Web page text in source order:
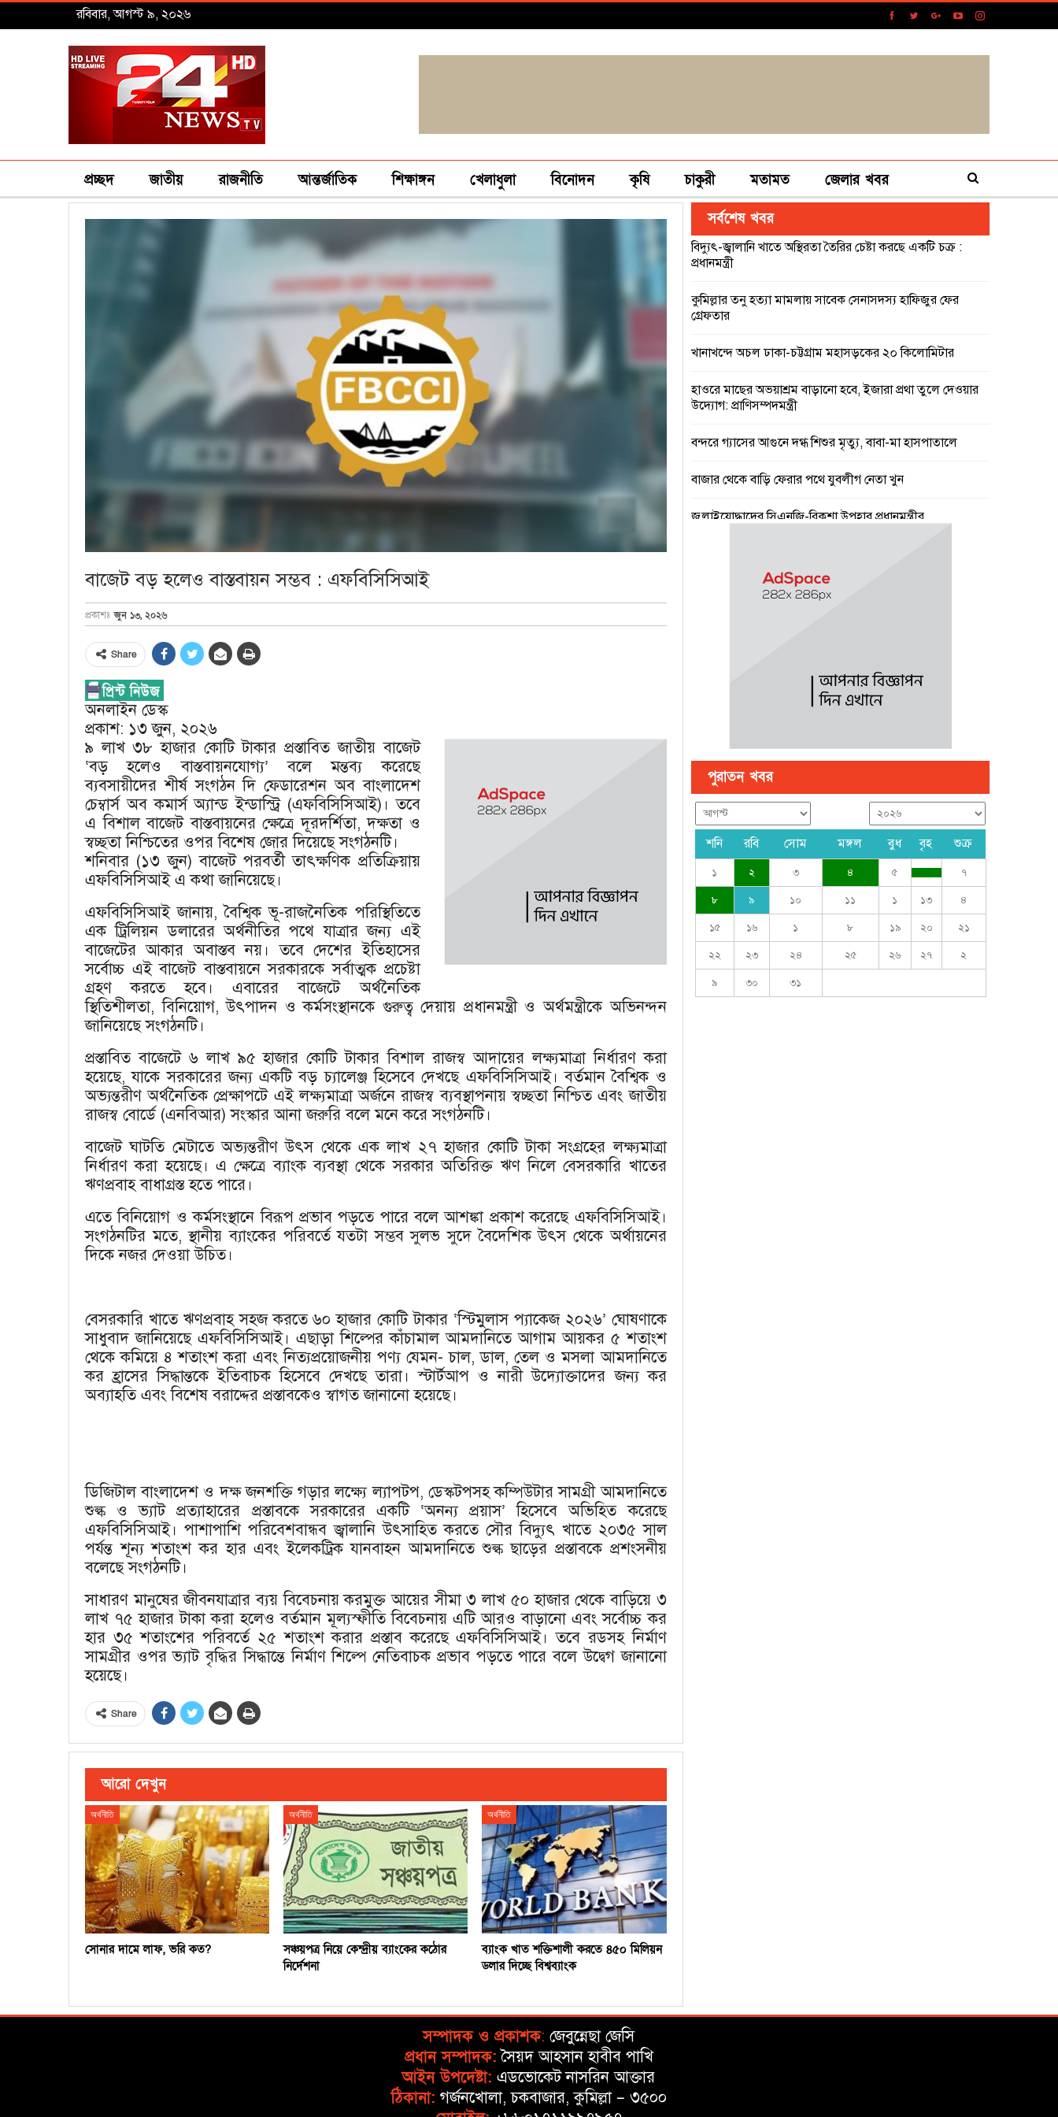
রবিবার, আগস্ট ৯, ২০২৬
প্রচ্ছদ জাতীয় রাজনীতি আন্তর্জাতিক শিক্ষাঙ্গন খেলাধুলা বিনোদন কৃষি চাকুরী মতামত জেলার খবর
বাজেট বড় হলেও বাস্তবায়ন সম্ভব : এফবিসিসিআই
প্রকাশঃ জুন ১৩, ২০২৬
Share
অনলাইন ডেস্ক
প্রকাশ: ১৩ জুন, ২০২৬
৯ লাখ ৩৮ হাজার কোটি টাকার প্রস্তাবিত জাতীয় বাজেট
‌‘বড় হলেও বাস্তবায়নযোগ্য’ বলে মন্তব্য করেছে
ব্যবসায়ীদের শীর্ষ সংগঠন দি ফেডারেশন অব বাংলাদেশ
চেম্বার্স অব কমার্স অ্যান্ড ইন্ডাস্ট্রি (এফবিসিসিআই)। তবে
এ বিশাল বাজেট বাস্তবায়নের ক্ষেত্রে দূরদর্শিতা, দক্ষতা ও
স্বচ্ছতা নিশ্চিতের ওপর বিশেষ জোর দিয়েছে সংগঠনটি।
শনিবার (১৩ জুন) বাজেট পরবর্তী তাৎক্ষণিক প্রতিক্রিয়ায়
এফবিসিসিআই এ কথা জানিয়েছে।
এফবিসিসিআই জানায়, বৈশ্বিক ভূ-রাজনৈতিক পরিস্থিতিতে
এক ট্রিলিয়ন ডলারের অর্থনীতির পথে যাত্রার জন্য এই
বাজেটের আকার অবাস্তব নয়। তবে দেশের ইতিহাসের
সর্বোচ্চ এই বাজেট বাস্তবায়নে সরকারকে সর্বাত্মক প্রচেষ্টা
গ্রহণ করতে হবে। এবারের বাজেটে অর্থনৈতিক
স্থিতিশীলতা, বিনিয়োগ, উৎপাদন ও কর্মসংস্থানকে গুরুত্ব দেয়ায় প্রধানমন্ত্রী ও অর্থমন্ত্রীকে অভিনন্দন
জানিয়েছে সংগঠনটি।
প্রস্তাবিত বাজেটে ৬ লাখ ৯৫ হাজার কোটি টাকার বিশাল রাজস্ব আদায়ের লক্ষ্যমাত্রা নির্ধারণ করা
হয়েছে, যাকে সরকারের জন্য একটি বড় চ্যালেঞ্জ হিসেবে দেখছে এফবিসিসিআই। বর্তমান বৈশ্বিক ও
অভ্যন্তরীণ অর্থনৈতিক প্রেক্ষাপটে এই লক্ষ্যমাত্রা অর্জনে রাজস্ব ব্যবস্থাপনায় স্বচ্ছতা নিশ্চিত এবং জাতীয়
রাজস্ব বোর্ডে (এনবিআর) সংস্কার আনা জরুরি বলে মনে করে সংগঠনটি।
বাজেট ঘাটতি মেটাতে অভ্যন্তরীণ উৎস থেকে এক লাখ ২৭ হাজার কোটি টাকা সংগ্রহের লক্ষ্যমাত্রা
নির্ধারণ করা হয়েছে। এ ক্ষেত্রে ব্যাংক ব্যবস্থা থেকে সরকার অতিরিক্ত ঋণ নিলে বেসরকারি খাতের
ঋণপ্রবাহ বাধাগ্রস্ত হতে পারে।
এতে বিনিয়োগ ও কর্মসংস্থানে বিরূপ প্রভাব পড়তে পারে বলে আশঙ্কা প্রকাশ করেছে এফবিসিসিআই।
সংগঠনটির মতে, স্থানীয় ব্যাংকের পরিবর্তে যতটা সম্ভব সুলভ সুদে বৈদেশিক উৎস থেকে অর্থায়নের
দিকে নজর দেওয়া উচিত।
বেসরকারি খাতে ঋণপ্রবাহ সহজ করতে ৬০ হাজার কোটি টাকার ‘স্টিমুলাস প্যাকেজ ২০২৬’ ঘোষণাকে
সাধুবাদ জানিয়েছে এফবিসিসিআই। এছাড়া শিল্পের কাঁচামাল আমদানিতে আগাম আয়কর ৫ শতাংশ
থেকে কমিয়ে ৪ শতাংশ করা এবং নিত্যপ্রয়োজনীয় পণ্য যেমন- চাল, ডাল, তেল ও মসলা আমদানিতে
কর হ্রাসের সিদ্ধান্তকে ইতিবাচক হিসেবে দেখছে তারা। স্টার্টআপ ও নারী উদ্যোক্তাদের জন্য কর
অব্যাহতি এবং বিশেষ বরাদ্দের প্রস্তাবকেও স্বাগত জানানো হয়েছে।
ডিজিটাল বাংলাদেশ ও দক্ষ জনশক্তি গড়ার লক্ষ্যে ল্যাপটপ, ডেস্কটপসহ কম্পিউটার সামগ্রী আমদানিতে
শুল্ক ও ভ্যাট প্রত্যাহারের প্রস্তাবকে সরকারের একটি ‘অনন্য প্রয়াস’ হিসেবে অভিহিত করেছে
এফবিসিসিআই। পাশাপাশি পরিবেশবান্ধব জ্বালানি উৎসাহিত করতে সৌর বিদ্যুৎ খাতে ২০৩৫ সাল
পর্যন্ত শূন্য শতাংশ কর হার এবং ইলেকট্রিক যানবাহন আমদানিতে শুল্ক ছাড়ের প্রস্তাবকে প্রশংসনীয়
বলেছে সংগঠনটি।
সাধারণ মানুষের জীবনযাত্রার ব্যয় বিবেচনায় করমুক্ত আয়ের সীমা ৩ লাখ ৫০ হাজার থেকে বাড়িয়ে ৩
লাখ ৭৫ হাজার টাকা করা হলেও বর্তমান মূল্যস্ফীতি বিবেচনায় এটি আরও বাড়ানো এবং সর্বোচ্চ কর
হার ৩৫ শতাংশের পরিবর্তে ২৫ শতাংশ করার প্রস্তাব করেছে এফবিসিসিআই। তবে রডসহ নির্মাণ
সামগ্রীর ওপর ভ্যাট বৃদ্ধির সিদ্ধান্তে নির্মাণ শিল্পে নেতিবাচক প্রভাব পড়তে পারে বলে উদ্বেগ জানানো
হয়েছে।
Share
আরো দেখুন
অর্থনীতি
সোনার দামে লাফ, ভরি কত?
অর্থনীতি
সঞ্চয়পত্র নিয়ে কেন্দ্রীয় ব্যাংকের কঠোর
নির্দেশনা
অর্থনীতি
ব্যাংক খাত শক্তিশালী করতে ৪৫০ মিলিয়ন
ডলার দিচ্ছে বিশ্বব্যাংক
সর্বশেষ খবর
বিদ্যুৎ-জ্বালানি খাতে অস্থিরতা তৈরির চেষ্টা করছে একটি চক্র :
প্রধানমন্ত্রী
কুমিল্লার তনু হত্যা মামলায় সাবেক সেনাসদস্য হাফিজুর ফের
গ্রেফতার
খানাখন্দে অচল ঢাকা-চট্টগ্রাম মহাসড়কের ২০ কিলোমিটার
হাওরে মাছের অভয়াশ্রম বাড়ানো হবে, ইজারা প্রথা তুলে দেওয়ার
উদ্যোগ: প্রাণিসম্পদমন্ত্রী
বন্দরে গ্যাসের আগুনে দগ্ধ শিশুর মৃত্যু, বাবা-মা হাসপাতালে
বাজার থেকে বাড়ি ফেরার পথে যুবলীগ নেতা খুন
জুলাইযোদ্ধাদের সিএনজি-রিকশা উপহার প্রধানমন্ত্রীর
পে স্কেল নিয়ে বড় সুখবর, ফাইল উঠছে মন্ত্রিসভায়
পুরাতন খবর
শনি রবি সোম মঙ্গল বুধ বৃহ শুক্র
১ ২ ৩ ৪ ৫ ৭
৮ ৯ ১০ ১১ ১ ১৩ ৪
১৫ ১৬ ১ ৮ ১৯ ২০ ২১
২২ ২৩ ২৪ ২৫ ২৬ ২৭ ২
৯ ৩০ ৩১
সম্পাদক ও প্রকাশক: জেবুন্নেছা জেসি
প্রধান সম্পাদক: সৈয়দ আহসান হাবীব পাখি
আইন উপদেষ্টা: এডভোকেট নাসরিন আক্তার
ঠিকানা: গর্জনখোলা, চকবাজার, কুমিল্লা – ৩৫০০